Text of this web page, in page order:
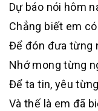
Dự báo nói hôm
Chẳng biết em
Để đón đưa từng
Nhớ mong từng
Để ta tin, yêu
Và thế là em đã